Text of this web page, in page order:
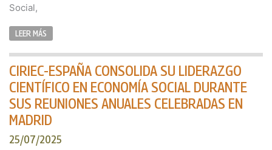
Social,
LEER MÁS
CIRIEC-ESPAÑA CONSOLIDA SU LIDERAZGO
CIENTÍFICO EN ECONOMÍA SOCIAL DURANTE
SUS REUNIONES ANUALES CELEBRADAS EN
MADRID
25/07/2025